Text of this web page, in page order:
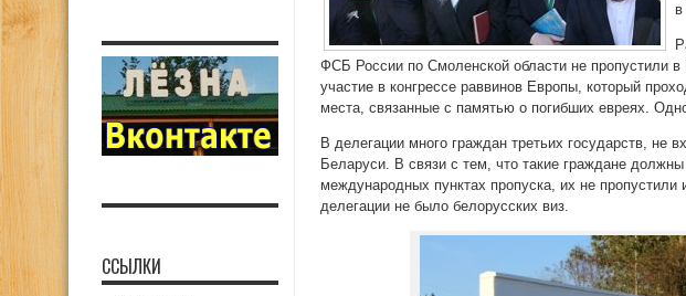
ФСБ России по Смоленской области не пропустили
участие в конгрессе раввинов Европы, который
места, связанные с памятью о погибших евреях.
В делегации много граждан третьих государств, не
Беларуси. В связи с тем, что такие граждане
международных пунктах пропуска, их не
делегации не было белорусских виз.
ССЫЛКИ